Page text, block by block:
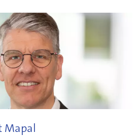
Mapal